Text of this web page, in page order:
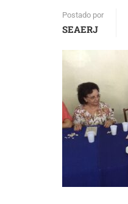
Postado por
SEAERJ